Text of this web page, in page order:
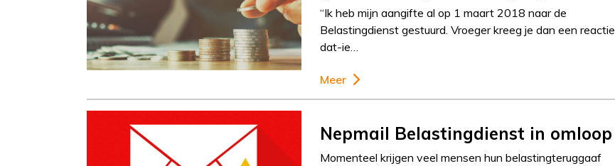
“Ik heb mijn aangifte al op 1 maart 2018 naar de
Belastingdienst gestuurd. Vroeger kreeg je dan een reactie
dat-ie…
Meer
Nepmail Belastingdienst in omloop
Momenteel krijgen veel mensen hun belastingteruggaaf